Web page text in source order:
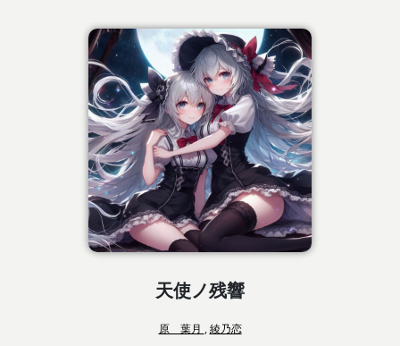
天使ノ残響
原 葉月 ,綾乃恋